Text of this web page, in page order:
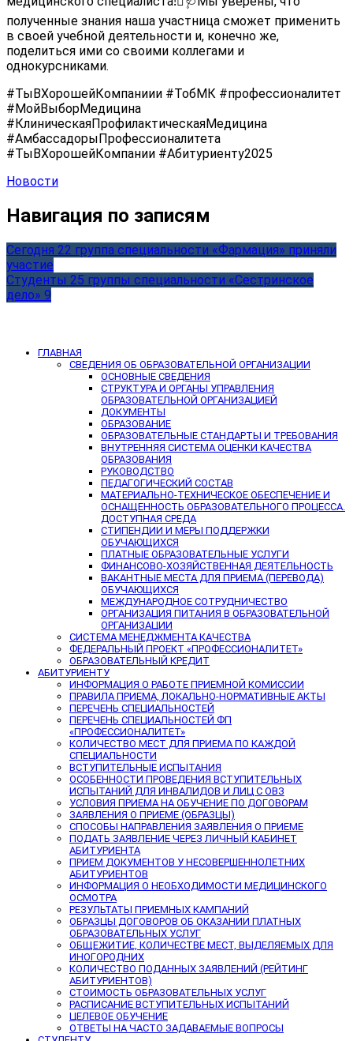
полученные знания наша участница сможет применить
в своей учебной деятельности и, конечно же,
поделиться ими со своими коллегами и
однокурсниками.
#ТыВХорошейКомпаниии #ТобМК #профессионалитет
#МойВыборМедицина
#КлиническаяПрофилактическаяМедицина
#АмбассадорыПрофессионалитета
#ТыВХорошейКомпании #Абитуриенту2025
Новости
Навигация по записям
Сегодня 22 группа специальности «Фармация» приняли
участие
Студенты 25 группы специальности «Сестринское
дело» 9
ГЛАВНАЯ
СВЕДЕНИЯ ОБ ОБРАЗОВАТЕЛЬНОЙ ОРГАНИЗАЦИИ
ОСНОВНЫЕ СВЕДЕНИЯ
СТРУКТУРА И ОРГАНЫ УПРАВЛЕНИЯ
ОБРАЗОВАТЕЛЬНОЙ ОРГАНИЗАЦИЕЙ
ДОКУМЕНТЫ
ОБРАЗОВАНИЕ
ОБРАЗОВАТЕЛЬНЫЕ СТАНДАРТЫ И ТРЕБОВАНИЯ
ВНУТРЕННЯЯ СИСТЕМА ОЦЕНКИ КАЧЕСТВА
ОБРАЗОВАНИЯ
РУКОВОДСТВО
ПЕДАГОГИЧЕСКИЙ СОСТАВ
МАТЕРИАЛЬНО-ТЕХНИЧЕСКОЕ ОБЕСПЕЧЕНИЕ И
ОСНАЩЕННОСТЬ ОБРАЗОВАТЕЛЬНОГО ПРОЦЕССА.
ДОСТУПНАЯ СРЕДА
СТИПЕНДИИ И МЕРЫ ПОДДЕРЖКИ
ОБУЧАЮЩИХСЯ
ПЛАТНЫЕ ОБРАЗОВАТЕЛЬНЫЕ УСЛУГИ
ФИНАНСОВО-ХОЗЯЙСТВЕННАЯ ДЕЯТЕЛЬНОСТЬ
ВАКАНТНЫЕ МЕСТА ДЛЯ ПРИЕМА (ПЕРЕВОДА)
ОБУЧАЮЩИХСЯ
МЕЖДУНАРОДНОЕ СОТРУДНИЧЕСТВО
ОРГАНИЗАЦИЯ ПИТАНИЯ В ОБРАЗОВАТЕЛЬНОЙ
ОРГАНИЗАЦИИ
СИСТЕМА МЕНЕДЖМЕНТА КАЧЕСТВА
ФЕДЕРАЛЬНЫЙ ПРОЕКТ «ПРОФЕССИОНАЛИТЕТ»
ОБРАЗОВАТЕЛЬНЫЙ КРЕДИТ
АБИТУРИЕНТУ
ИНФОРМАЦИЯ О РАБОТЕ ПРИЕМНОЙ КОМИССИИ
ПРАВИЛА ПРИЕМА, ЛОКАЛЬНО-НОРМАТИВНЫЕ АКТЫ
ПЕРЕЧЕНЬ СПЕЦИАЛЬНОСТЕЙ
ПЕРЕЧЕНЬ СПЕЦИАЛЬНОСТЕЙ ФП
«ПРОФЕССИОНАЛИТЕТ»
КОЛИЧЕСТВО МЕСТ ДЛЯ ПРИЕМА ПО КАЖДОЙ
СПЕЦИАЛЬНОСТИ
ВСТУПИТЕЛЬНЫЕ ИСПЫТАНИЯ
ОСОБЕННОСТИ ПРОВЕДЕНИЯ ВСТУПИТЕЛЬНЫХ
ИСПЫТАНИЙ ДЛЯ ИНВАЛИДОВ И ЛИЦ С ОВЗ
УСЛОВИЯ ПРИЕМА НА ОБУЧЕНИЕ ПО ДОГОВОРАМ
ЗАЯВЛЕНИЯ О ПРИЕМЕ (ОБРАЗЦЫ)
СПОСОБЫ НАПРАВЛЕНИЯ ЗАЯВЛЕНИЯ О ПРИЕМЕ
ПОДАТЬ ЗАЯВЛЕНИЕ ЧЕРЕЗ ЛИЧНЫЙ КАБИНЕТ
АБИТУРИЕНТА
ПРИЕМ ДОКУМЕНТОВ У НЕСОВЕРШЕННОЛЕТНИХ
АБИТУРИЕНТОВ
ИНФОРМАЦИЯ О НЕОБХОДИМОСТИ МЕДИЦИНСКОГО
ОСМОТРА
РЕЗУЛЬТАТЫ ПРИЕМНЫХ КАМПАНИЙ
ОБРАЗЦЫ ДОГОВОРОВ ОБ ОКАЗАНИИ ПЛАТНЫХ
ОБРАЗОВАТЕЛЬНЫХ УСЛУГ
ОБЩЕЖИТИЕ, КОЛИЧЕСТВЕ МЕСТ, ВЫДЕЛЯЕМЫХ ДЛЯ
ИНОГОРОДНИХ
КОЛИЧЕСТВО ПОДАННЫХ ЗАЯВЛЕНИЙ (РЕЙТИНГ
АБИТУРИЕНТОВ)
СТОИМОСТЬ ОБРАЗОВАТЕЛЬНЫХ УСЛУГ
РАСПИСАНИЕ ВСТУПИТЕЛЬНЫХ ИСПЫТАНИЙ
ЦЕЛЕВОЕ ОБУЧЕНИЕ
ОТВЕТЫ НА ЧАСТО ЗАДАВАЕМЫЕ ВОПРОСЫ